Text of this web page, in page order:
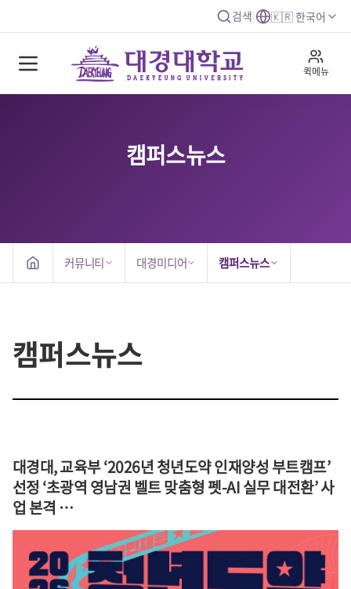
검색 🇰🇷 한국어
퀵메뉴
캠퍼스뉴스
커뮤니티 대경미디어 캠퍼스뉴스
캠퍼스뉴스
대경대, 교육부 ‘2026년 청년도약 인재양성 부트캠프’
선정 ‘초광역 영남권 벨트 맞춤형 펫-AI 실무 대전환’ 사
업 본격 …